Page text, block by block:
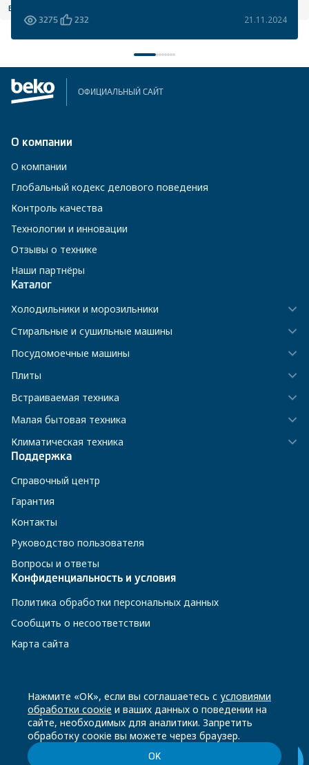
все статьи
3275 232 21.11.2024
ОФИЦИАЛЬНЫЙ САЙТ
О компании
О компании
Глобальный кодекс делового поведения
Контроль качества
Технологии и инновации
Отзывы о технике
Наши партнёры
Каталог
Холодильники и морозильники
Стиральные и сушильные машины
Посудомоечные машины
Плиты
Встраиваемая техника
Малая бытовая техника
Климатическая техника
Поддержка
Справочный центр
Гарантия
Контакты
Руководство пользователя
Вопросы и ответы
Конфиденциальность и условия
Политика обработки персональных данных
Сообщить о несоответствии
Карта сайта
8 800 200-23-56
Чат-бот в Телеграм
Нажмите «ОК», если вы соглашаетесь с условиями
обработки соокіе и ваших данных о поведении на
сайте, необходимых для аналитики. Запретить
обработку соокіе вы можете через браузер.
ОК